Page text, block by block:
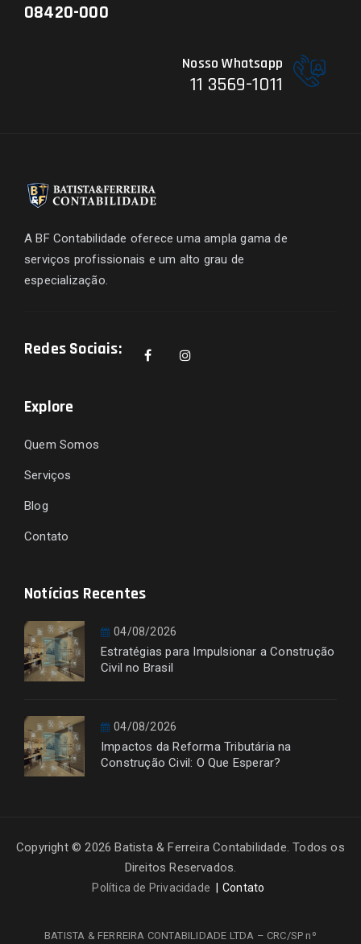
08420-000
Nosso Whatsapp
11 3569-1011
A BF Contabilidade oferece uma ampla gama de
serviços profissionais e um alto grau de
especialização.
Redes Sociais:
Explore
Quem Somos
Serviços
Blog
Contato
Notícias Recentes
04/08/2026
Estratégias para Impulsionar a Construção
Civil no Brasil
04/08/2026
Impactos da Reforma Tributária na
Construção Civil: O Que Esperar?
Copyright © 2026 Batista & Ferreira Contabilidade. Todos os
Direitos Reservados.
Política de Privacidade Contato
BATISTA & FERREIRA CONTABILIDADE LTDA – CRC/SP nº